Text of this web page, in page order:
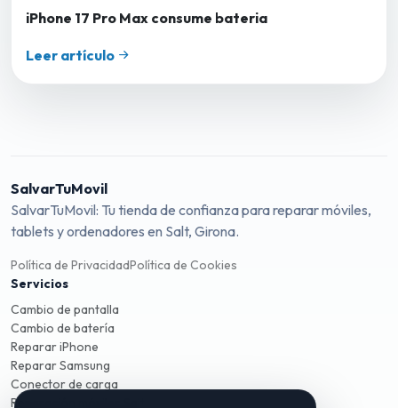
iPhone 17 Pro Max consume bateria
Leer artículo
SalvarTuMovil
SalvarTuMovil: Tu tienda de confianza para reparar móviles,
tablets y ordenadores en Salt, Girona.
Política de PrivacidadPolítica de Cookies
Servicios
Cambio de pantalla
Cambio de batería
Reparar iPhone
Reparar Samsung
Conector de carga
Reparación móviles Salt